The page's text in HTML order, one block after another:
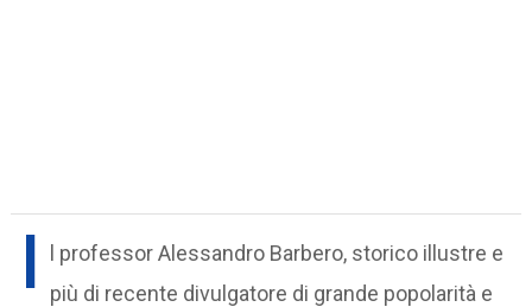
I
l professor Alessandro Barbero, storico illustre e
più di recente divulgatore di grande popolarità e